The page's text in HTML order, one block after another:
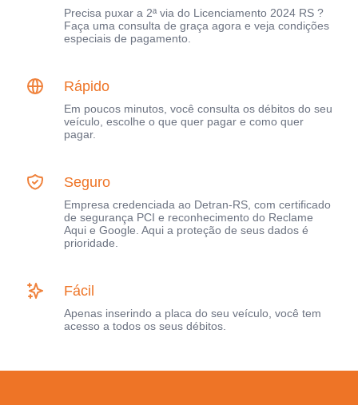
Precisa puxar a 2ª via do Licenciamento 2024 RS ?
Faça uma consulta de graça agora e veja condições
especiais de pagamento.
Rápido
Em poucos minutos, você consulta os débitos do seu
veículo, escolhe o que quer pagar e como quer
pagar.
Seguro
Empresa credenciada ao Detran-RS, com certificado
de segurança PCI e reconhecimento do Reclame
Aqui e Google. Aqui a proteção de seus dados é
prioridade.
Fácil
Apenas inserindo a placa do seu veículo, você tem
acesso a todos os seus débitos.